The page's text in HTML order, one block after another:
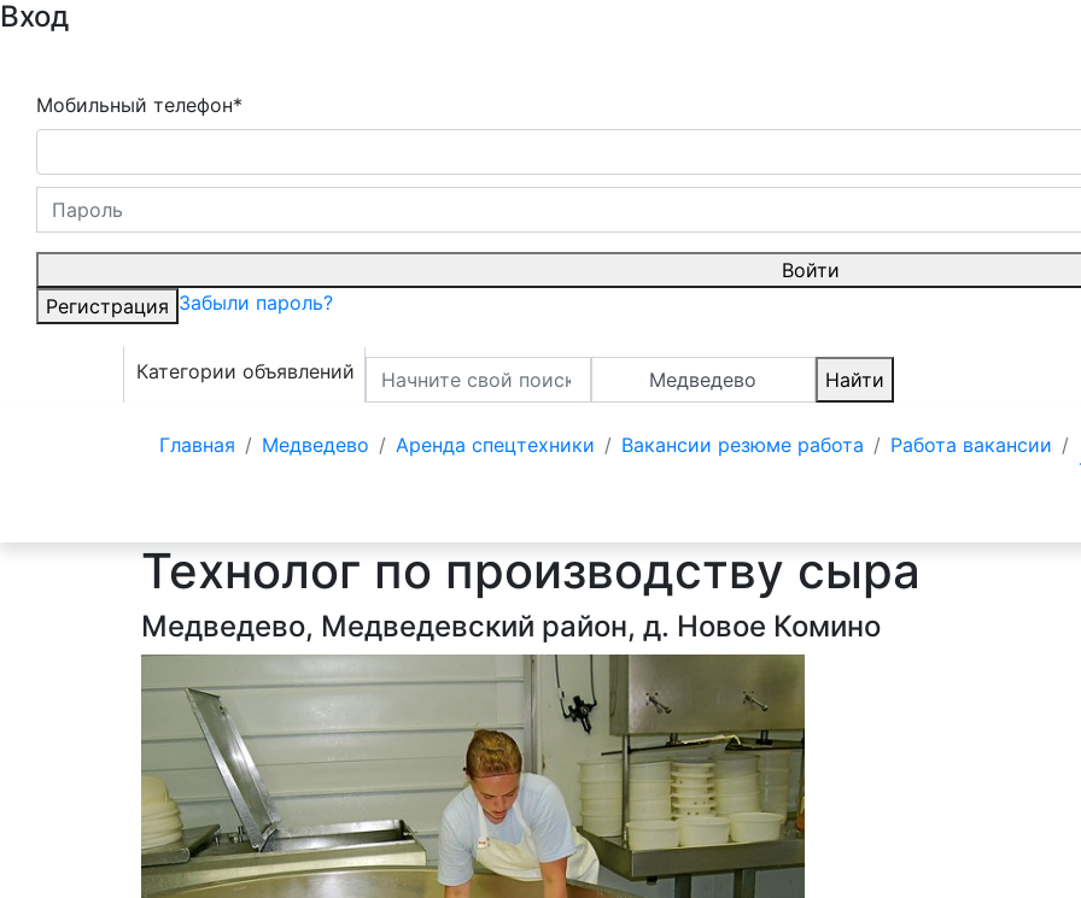
Вход
Мобильный телефон*
Войти
Регистрация Забыли пароль?
Категории объявлений Медведево Найти
Главная Медведево Аренда спецтехники Вакансии резюме работа
Работа вакансии
Технолог по производству сыра
Медведево, Медведевский район, д. Новое Комино